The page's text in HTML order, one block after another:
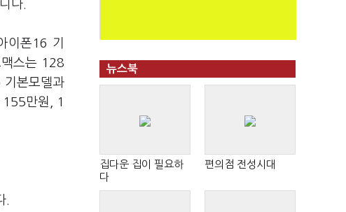
다.
이폰16 기
스는 128
기본모델과
만원, 1
.
뉴스북
집다운 집이 필요하
다
편의점 전성시대